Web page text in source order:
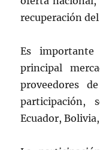
recuperación
Es
principal
proveedores
participación,
Ecuador,